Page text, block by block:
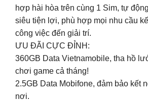
hợp hài hòa trên cùng 1 Sim, tự
siêu tiện lợi, phù hợp mọi nhu cầu
công việc đến giải trí.
ƯU ĐÃI CỰC ĐỈNH:
360GB Data Vietnamobile, tha hồ
chơi game cả tháng!
2.5GB Data Mobifone, đảm bảo kết
nơi.